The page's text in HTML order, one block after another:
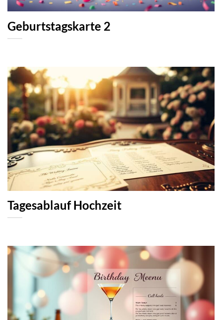
Geburtstagskarte 2
Tagesablauf Hochzeit